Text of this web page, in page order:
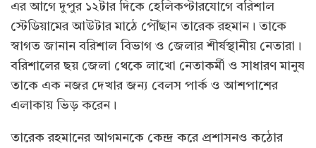
এর আগে দুপুর ১২টার দিকে হেলিকপ্টারযোগে বরিশাল
স্টেডিয়ামের আউটার মাঠে পৌঁছান তারেক রহমান। তাকে
স্বাগত জানান বরিশাল বিভাগ ও জেলার শীর্ষস্থানীয় নেতারা।
বরিশালের ছয় জেলা থেকে লাখো নেতাকর্মী ও সাধারণ মানুষ
তাকে এক নজর দেখার জন্য বেলস পার্ক ও আশপাশের
এলাকায় ভিড় করেন।
তারেক রহমানের আগমনকে কেন্দ্র করে প্রশাসনও কঠোর